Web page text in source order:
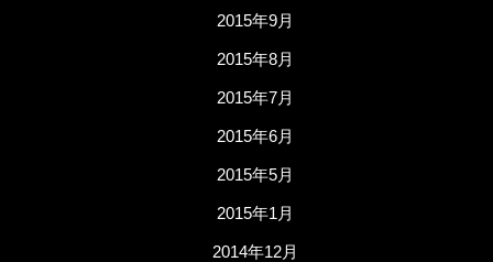
2015年9月
2015年8月
2015年7月
2015年6月
2015年5月
2015年1月
2014年12月